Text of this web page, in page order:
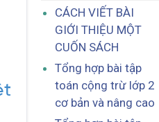
CÁCH VIẾT BÀI
GIỚI THIỆU MỘT
CUỐN SÁCH
Tổng hợp bài tập
toán cộng trừ lớp 2
cơ bản và nâng cao